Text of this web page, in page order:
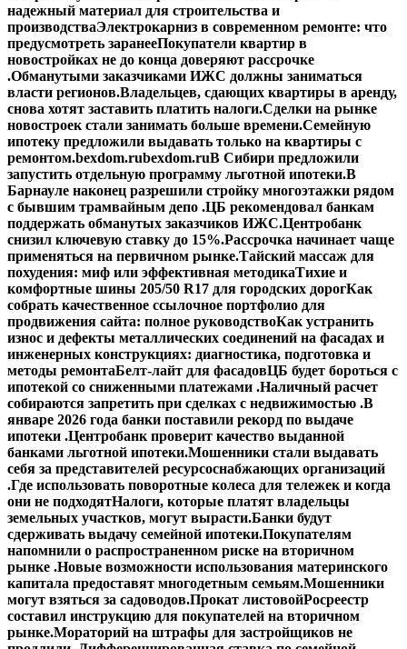
надежный материал для строительства и
производстваЭлектрокарниз в современном ремонте: что
предусмотреть заранееПокупатели квартир в
новостройках не до конца доверяют рассрочке
.Обманутыми заказчиками ИЖС должны заниматься
власти регионов.Владельцев, сдающих квартиры в аренду,
снова хотят заставить платить налоги.Сделки на рынке
новостроек стали занимать больше времени.Семейную
ипотеку предложили выдавать только на квартиры с
ремонтом.bexdom.rubexdom.ruВ Сибири предложили
запустить отдельную программу льготной ипотеки.В
Барнауле наконец разрешили стройку многоэтажки рядом
с бывшим трамвайным депо .ЦБ рекомендовал банкам
поддержать обманутых заказчиков ИЖС.Центробанк
снизил ключевую ставку до 15%.Рассрочка начинает чаще
применяться на первичном рынке.Тайский массаж для
похудения: миф или эффективная методикаТихие и
комфортные шины 205/50 R17 для городских дорогКак
собрать качественное ссылочное портфолио для
продвижения сайта: полное руководствоКак устранить
износ и дефекты металлических соединений на фасадах и
инженерных конструкциях: диагностика, подготовка и
методы ремонтаБелт-лайт для фасадовЦБ будет бороться с
ипотекой со сниженными платежами .Наличный расчет
собираются запретить при сделках с недвижимостью .В
январе 2026 года банки поставили рекорд по выдаче
ипотеки .Центробанк проверит качество выданной
банками льготной ипотеки.Мошенники стали выдавать
себя за представителей ресурсоснабжающих организаций
.Где использовать поворотные колеса для тележек и когда
они не подходятНалоги, которые платят владельцы
земельных участков, могут вырасти.Банки будут
сдерживать выдачу семейной ипотеки.Покупателям
напомнили о распространенном риске на вторичном
рынке .Новые возможности использования материнского
капитала предоставят многодетным семьям.Мошенники
могут взяться за садоводов.Прокат листовойРосреестр
составил инструкцию для покупателей на вторичном
рынке.Мораторий на штрафы для застройщиков не